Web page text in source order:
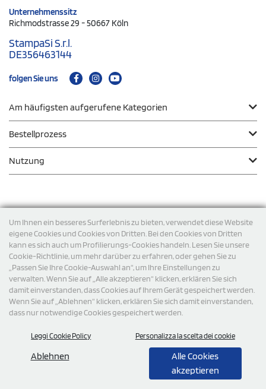
Um Ihnen ein besseres Surferlebnis zu bieten, verwendet diese Website
eigene Cookies und Cookies von Dritten. Bei den Cookies von Dritten
kann es sich auch um Profilierungs-Cookies handeln. Lesen Sie unsere
Cookie-Richtlinie, um mehr darüber zu erfahren, oder gehen Sie zu
„Passen Sie Ihre Cookie-Auswahl an“, um Ihre Einstellungen zu
verwalten. Wenn Sie auf „Alle akzeptieren“ klicken, erklären Sie sich
damit einverstanden, dass Cookies auf Ihrem Gerät gespeichert werden.
Wenn Sie auf „Ablehnen“ klicken, erklären Sie sich damit einverstanden,
dass nur notwendige Cookies gespeichert werden.
Leggi Cookie Policy Personalizza la scelta dei cookie
Ablehnen
Alle Cookies
akzeptieren
Unternehmenssitz
Richmodstrasse 29 - 50667 Köln
StampaSi S.r.l.
DE356463144
folgen Sie uns
Am häufigsten aufgerufene Kategorien
Bestellprozess
Nutzung
Versand
© 2026 StampaSi s.r.l. ALLE RECHTE SIND VORBEHALTEN -
Steuernummer DE356463144